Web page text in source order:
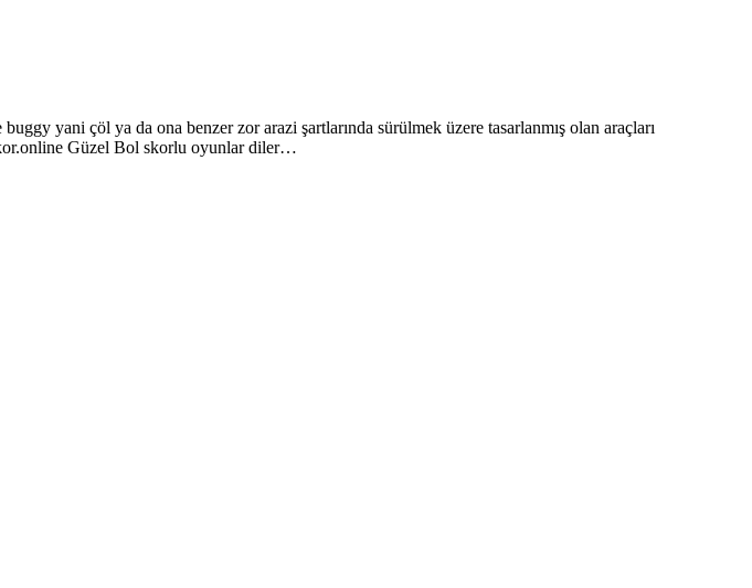
yani çöl ya da ona benzer zor arazi şartlarında sürülmek üzere tasarlanmış olan araçları
Güzel Bol skorlu oyunlar diler…